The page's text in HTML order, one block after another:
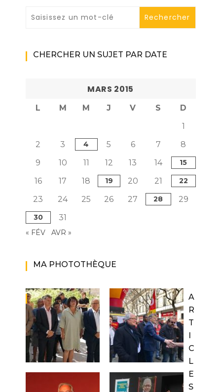
CHERCHER UN SUJET PAR DATE
MARS 2015
L M M J V S
D
1
2
3 4 5 6 7
8
9
10 11 12 13 14 15
16 17 18 19 20 21 22
23 24 25 26 27 28 29
30 31
« FÉV AVR »
MA PHOTOTHÈQUE
A
R
T
I
C
L
E
S